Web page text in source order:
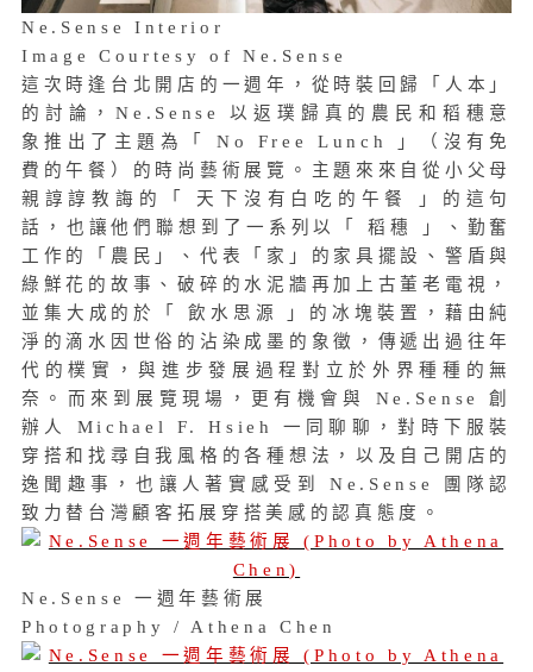
Ne.Sense Interior
Image Courtesy of Ne.Sense
這次時逢台北開店的一週年，從時裝回歸「人本」
的討論，Ne.Sense 以返璞歸真的農民和稻穗意
象推出了主題為「 No Free Lunch 」（沒有免
費的午餐）的時尚藝術展覽。主題來來自從小父母
親諄諄教誨的「 天下沒有白吃的午餐 」的這句
話，也讓他們聯想到了一系列以「 稻穗 」、勤奮
工作的「農民」、代表「家」的家具擺設、警盾與
綠鮮花的故事、破碎的水泥牆再加上古董老電視，
並集大成的於「 飲水思源 」的冰塊裝置，藉由純
淨的滴水因世俗的沾染成墨的象徵，傳遞出過往年
代的樸實，與進步發展過程對立於外界種種的無
奈。而來到 展覽現場，更有機會與 Ne.Sense 創
辦人 Michael F. Hsieh 一同聊聊，對時下服裝
穿搭和找尋自我風格的各種想法，以及自己開店的
逸聞趣事，也讓人著實感受到 Ne.Sense 團隊認
致力替台灣顧客拓展穿搭美感的認真態度。
Ne.Sense 一週年藝術展
Photography / Athena Chen